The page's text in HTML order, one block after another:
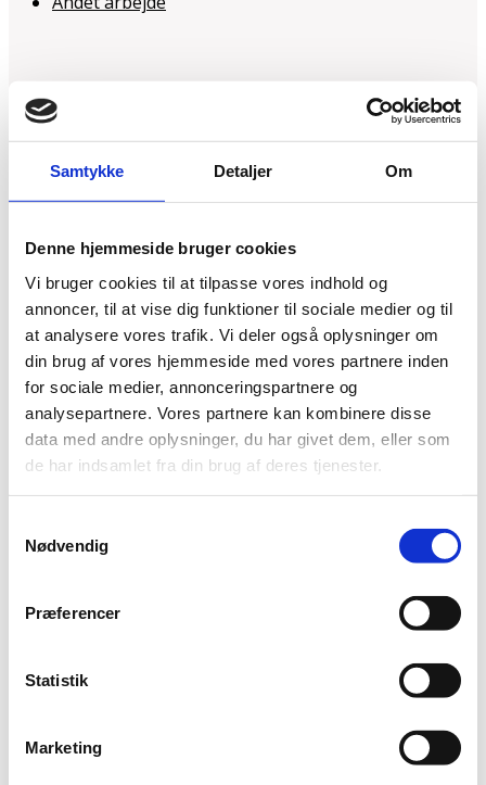
Samtykke Detaljer Om
Denne hjemmeside bruger cookies
Vi bruger cookies til at tilpasse vores indhold og
annoncer, til at vise dig funktioner til sociale medier og til
at analysere vores trafik. Vi deler også oplysninger om
din brug af vores hjemmeside med vores partnere inden
for sociale medier, annonceringspartnere og
analysepartnere. Vores partnere kan kombinere disse
data med andre oplysninger, du har givet dem, eller som
de har indsamlet fra din brug af deres tjenester.
Nødvendig
Præferencer
Statistik
Marketing
Tromling af græs
Skadedyrsbekæmper
Anlægsgartner
Gravearbejde
Råstoffer